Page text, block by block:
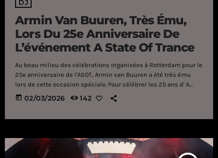
DJ
Armin Van Buuren, Très Ému,
Lors Du 25e Anniversaire De
L’événement A State Of Trance
Au beau milieu des célébrations organisées à Rotterdam pour le
25e anniversaire de l'ASOT, Armin van Buuren a été très ému
lors de cette occasion spéciale. Pour célébrer les 25 ans d' A
State of Trance ( ASOT ) de la manière la plus mémorable qui
soit, Armin van Buuren a enflammé l'Ahoy de Rotterdam le week-
today 02/03/2026 142